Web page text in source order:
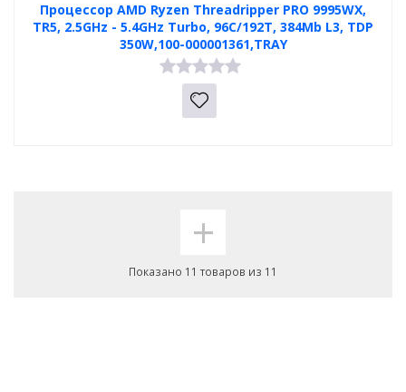
Процессор AMD Ryzen Threadripper PRO 9995WX,
TR5, 2.5GHz - 5.4GHz Turbo, 96C/192T, 384Mb L3, TDP
350W,100-000001361,TRAY
+
Показано 11 товаров из 11